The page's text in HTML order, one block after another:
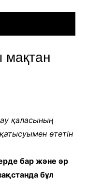
қаласының
өтетін
бар және әр
бұл